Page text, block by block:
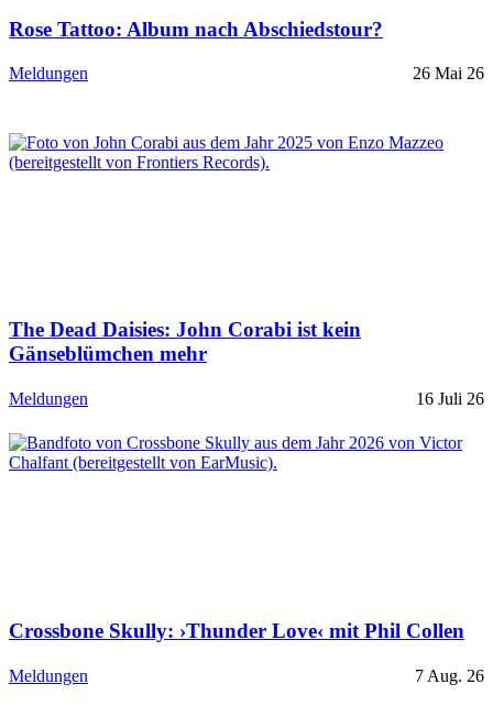
Rose Tattoo: Album nach Abschiedstour?
Meldungen 26 Mai 26
The Dead Daisies: John Corabi ist kein
Gänseblümchen mehr
Meldungen 16 Juli 26
Crossbone Skully: ›Thunder Love‹ mit Phil Collen
Meldungen 7 Aug. 26